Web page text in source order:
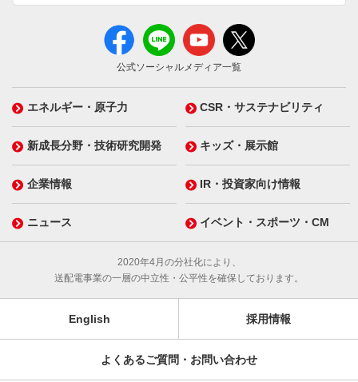
公式ソーシャルメディア一覧
エネルギー・原子力 CSR・サステナビリティ
新成長分野・技術研究開発 キッズ・展示館
企業情報 IR・投資家向け情報
ニュース イベント・スポーツ・CM
2020年4月の分社化により、
送配電事業の一層の中立性・公平性を確保しております。
English 採用情報
よくあるご質問・お問い合わせ